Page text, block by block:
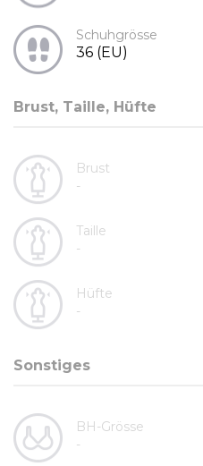
Schuhgrösse
36 (EU)
Brust, Taille, Hüfte
Brust
-
Taille
-
Hüfte
-
Sonstiges
BH-Grösse
-